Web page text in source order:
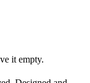
it empty.